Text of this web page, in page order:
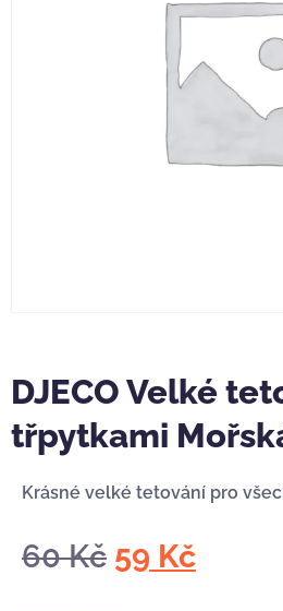
DJECO Velké
třpytkami
Krásné velké tetování pro
60Kč 59 Kč